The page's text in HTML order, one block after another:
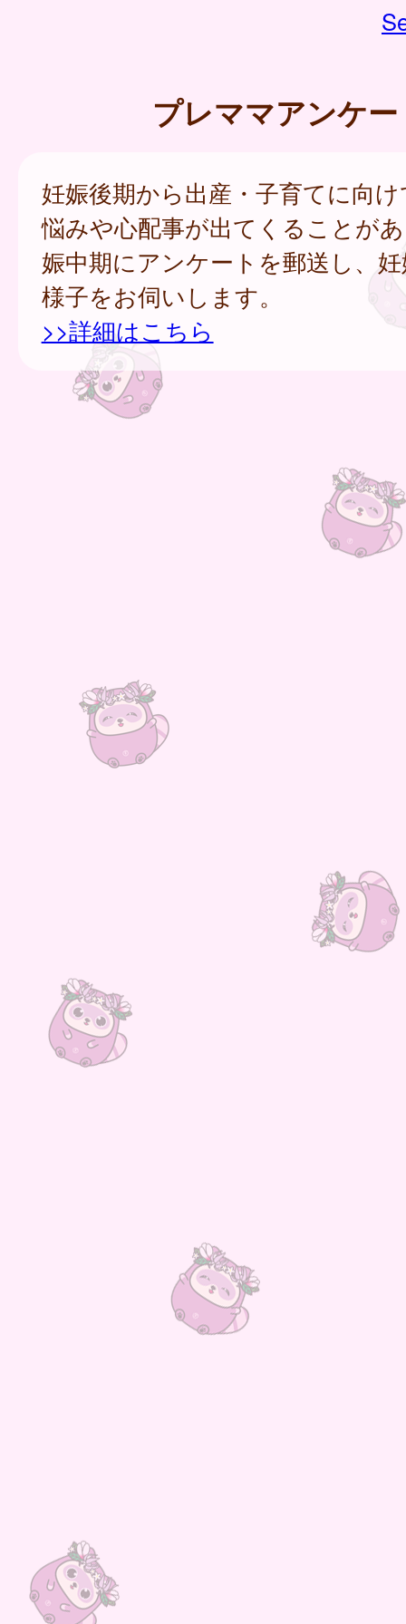
プレママアンケ
妊娠後期から出産・子育てに向
悩みや心配事が出てくることが
娠中期にアンケートを郵送し、
様子をお伺いします。
>>詳細はこちら